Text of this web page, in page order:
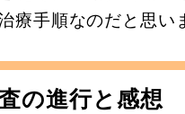
療手順なのだと思い
の進行と感想